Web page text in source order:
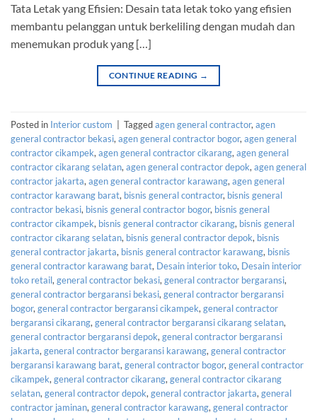
Tata Letak yang Efisien: Desain tata letak toko yang efisien
membantu pelanggan untuk berkeliling dengan mudah dan
menemukan produk yang […]
CONTINUE READING →
Posted in Interior custom Taggedagen general contractor, agen
general contractor bekasi, agen general contractor bogor, agen general
contractor cikampek, agen general contractor cikarang, agen general
contractor cikarang selatan, agen general contractor depok, agen general
contractor jakarta, agen general contractor karawang, agen general
contractor karawang barat, bisnis general contractor, bisnis general
contractor bekasi, bisnis general contractor bogor, bisnis general
contractor cikampek, bisnis general contractor cikarang, bisnis general
contractor cikarang selatan, bisnis general contractor depok, bisnis
general contractor jakarta, bisnis general contractor karawang, bisnis
general contractor karawang barat, Desain interior toko, Desain interior
toko retail, general contractor bekasi, general contractor bergaransi,
general contractor bergaransi bekasi, general contractor bergaransi
bogor, general contractor bergaransi cikampek, general contractor
bergaransi cikarang, general contractor bergaransi cikarang selatan,
general contractor bergaransi depok, general contractor bergaransi
jakarta, general contractor bergaransi karawang, general contractor
bergaransi karawang barat, general contractor bogor, general contractor
cikampek, general contractor cikarang, general contractor cikarang
selatan, general contractor depok, general contractor jakarta, general
contractor jaminan, general contractor karawang, general contractor